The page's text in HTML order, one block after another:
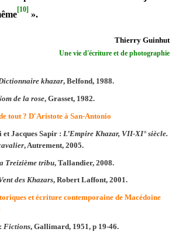
[10] ».
Thierry Guinhut
Une vie d'écriture et de photographie
khazar, Belfond, 1988.
de la rose, Grasset, 1982.
tout ? D'Aristote à San-Antonio
Jacques Sapir : L’Empire Khazar, VII-XI° siècle.
, Autrement, 2005.
Treizième tribu, Tallandier, 2008.
des Khazars, Robert Laffont, 2001.
et écriture contemporaine de Macédoine
Fictions, Gallimard, 1951, p 19-46.